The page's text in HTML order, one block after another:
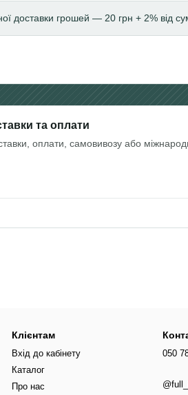
доставки грошей — 20 грн + 2% від
та оплати
оплати, самовивозу або
Клієнтам
Вхід до кабінету
Каталог
Про нас
050